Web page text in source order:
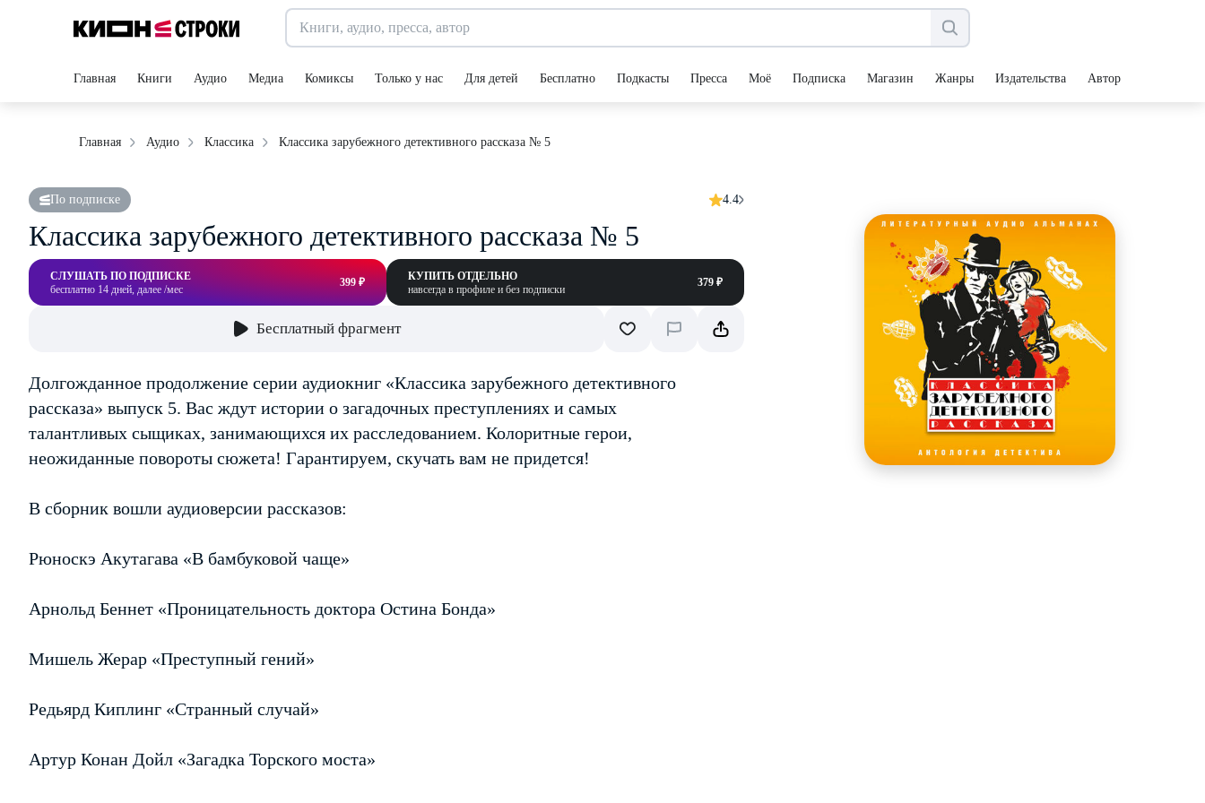
Главная Книги Аудио Медиа Комиксы Только у нас Для детей Бесплатно Подкасты Пресса Моё Подписка Магазин Жанры Издательства Авторы
Главная Аудио Классика Классика зарубежного детективного рассказа № 5
По подписке 4.4
Классика зарубежного детективного рассказа № 5
СЛУШАТЬ ПО ПОДПИСКЕ
бесплатно 14 дней, далее /мес
399 ₽
КУПИТЬ ОТДЕЛЬНО
навсегда в профиле и без подписки
379 ₽
Бесплатный фрагмент
Долгожданное продолжение серии аудиокниг «Классика зарубежного детективного
рассказа» выпуск 5. Вас ждут истории о загадочных преступлениях и самых
талантливых сыщиках, занимающихся их расследованием. Колоритные герои,
неожиданные повороты сюжета! Гарантируем, скучать вам не придется!
В сборник вошли аудиоверсии рассказов:
Рюноскэ Акутагава «В бамбуковой чаще»
Арнольд Беннет «Проницательность доктора Остина Бонда»
Мишель Жерар «Преступный гений»
Редьярд Киплинг «Странный случай»
Артур Конан Дойл «Загадка Торского моста»